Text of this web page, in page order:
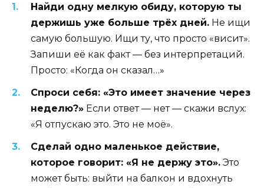
Найди одну мелкую обиду, которую ты
держишь уже больше трёх дней. Не ищи
самую большую. Ищи ту, что просто «висит».
Запиши её как факт — без интерпретаций.
Просто: «Когда он сказал…»
Спроси себя: «Это имеет значение через
неделю?» Если ответ — нет — скажи вслух:
«Я отпускаю это. Это не моё».
Сделай одно маленькое действие,
которое говорит: «Я не держу это». Это
может быть: выйти на балкон и вдохнуть